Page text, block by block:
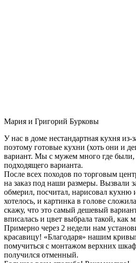
Мария и Григорий Бурковы
У нас в доме нестандартная кухня из-
поэтому готовые кухни (хоть они и
вариант. Мы с мужем много где
подходящего варианта.
После всех походов по торговым
на заказ под наши размеры. Вызвали
обмерил, посчитал, нарисовал кухню
хотелось, и картинка в голове
скажу, что это самый дешевый
вписалась и цвет выбрала такой, как
Примерно через 2 недели нам
красавицу! «Благодаря» нашим
помучиться с монтажом верхних
получился отменный.